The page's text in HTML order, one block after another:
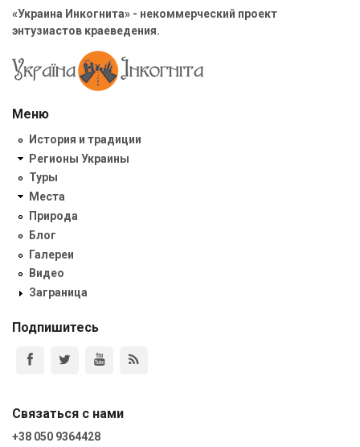
«Украина Инкогнита» - некоммерческий проект
энтузиастов краеведения.
Меню
История и традиции
Регионы Украины
Туры
Места
Природа
Блог
Галереи
Видео
Заграница
Подпишитесь
Связаться с нами
+38 050 9364428